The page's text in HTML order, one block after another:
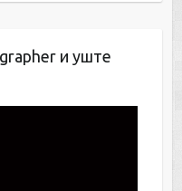
и уште